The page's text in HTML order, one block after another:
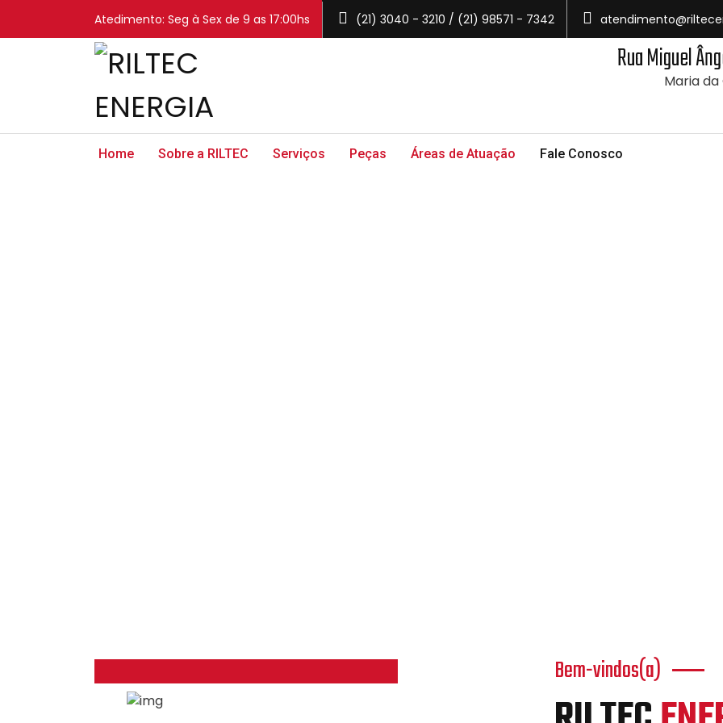
Atedimento: Seg à Sex de 9 as 17:00hs (21) 3040 - 3210 / (21) 98571 - 7342
Rua Miguel
Maria
Home Sobre a RILTEC Serviços Peças Áreas de Atuação Fale Conosco
Bem-vindos(a)